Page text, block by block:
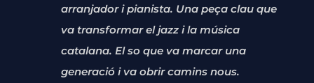
arranjador i pianista. Una peça clau que
va transformar el jazz i la música
catalana. El so que va marcar una
generació i va obrir camins nous.